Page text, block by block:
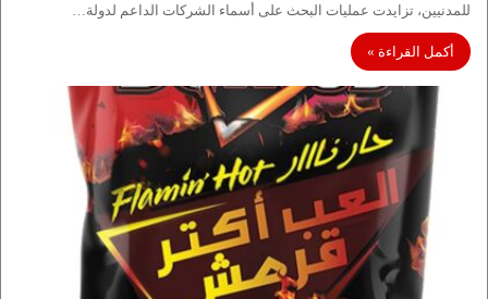
للمدنيين، تزايدت عمليات البحث على أسماء الشركات الداعم لدولة…
أكمل القراءة »